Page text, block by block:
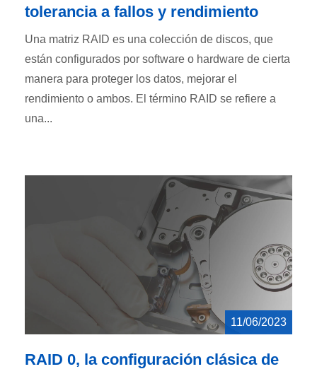
tolerancia a fallos y rendimiento
Una matriz RAID es una colección de discos, que
están configurados por software o hardware de cierta
manera para proteger los datos, mejorar el
rendimiento o ambos. El término RAID se refiere a
una...
11/06/2023
RAID 0, la configuración clásica de